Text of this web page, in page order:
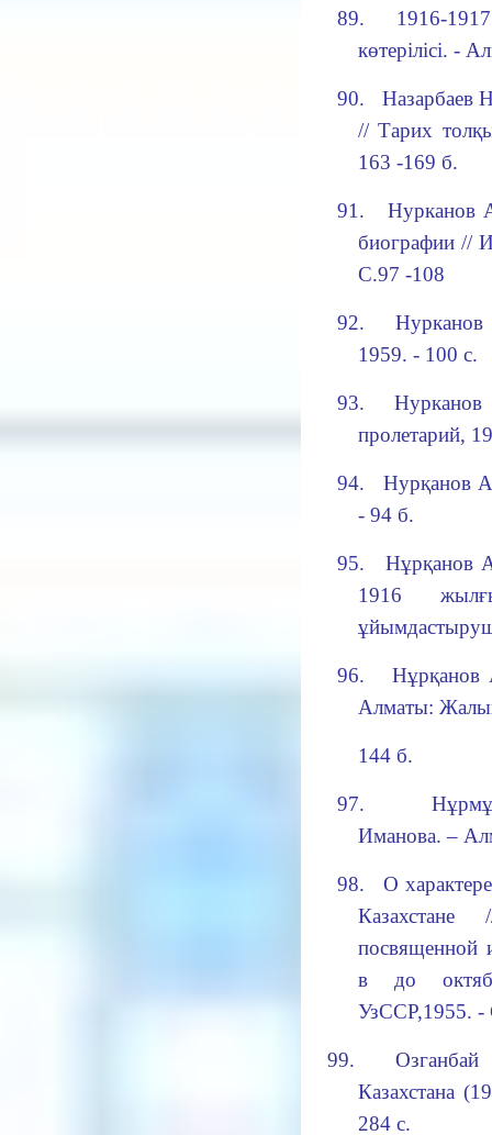
89.
1916-
көтерілісі. -
90.
Назарбаев
// Тарих
163 -169 б.
91.
Нурканов
биографии //
С.97 -108
92.
1959. - 100 с.
93.
пролетарий,
94.
Нурқанов
- 94 б.
95.
Нұрқанов
1916
96.
Нұрқанов
Алматы:
144 б.
97.
Иманова. –
98.
О
посвященной
в до
УзССР,1955.
99.
Озганбай
Казахстана
284 с.